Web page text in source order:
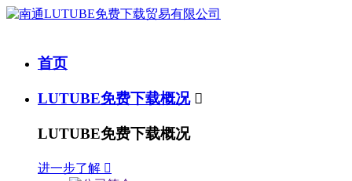
首页
LUTUBE免费下载概况 
LUTUBE免费下载概况
进一步了解 